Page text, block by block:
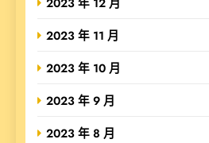
2023 年 11 月
2023 年 10 月
2023 年 9 月
2023 年 8 月